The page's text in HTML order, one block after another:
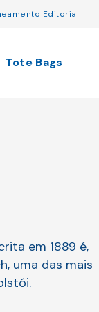
Editorial
Tote Bags
em 1889 é,
uma das mais